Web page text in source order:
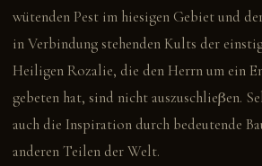
wütenden Pest im hiesigen Gebiet und
in Verbindung stehenden Kults der
Heiligen Rozalie, die den Herrn um ein
gebeten hat, sind nicht auszuschlieβen.
auch die Inspiration durch bedeutende
anderen Teilen der Welt.